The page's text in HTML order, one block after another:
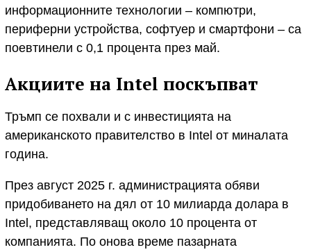
информационните технологии – компютри,
периферни устройства, софтуер и смартфони – са
поевтинели с 0,1 процента през май.
Акциите на Intel поскъпват
Тръмп се похвали и с инвестицията на
американското правителство в Intel от миналата
година.
През август 2025 г. администрацията обяви
придобиването на дял от 10 милиарда долара в
Intel, представляващ около 10 процента от
компанията. По онова време пазарната